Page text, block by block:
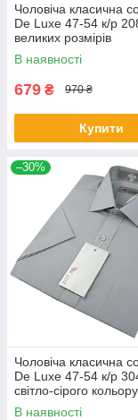
Чоловіча класична
De Luxe 47-54 к/р
великих розмірів
В наявності
679 ₴ 970 ₴
Купити
–30%
Чоловіча класична
De Luxe 47-54 к/р
світло-сірого кольору
В наявності